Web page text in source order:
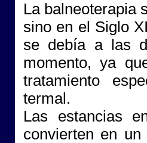
La balneoterapia
sino en el Siglo
se debía a las
momento, ya
tratamiento
termal.
Las estancias
convierten en